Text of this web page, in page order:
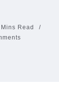
Read